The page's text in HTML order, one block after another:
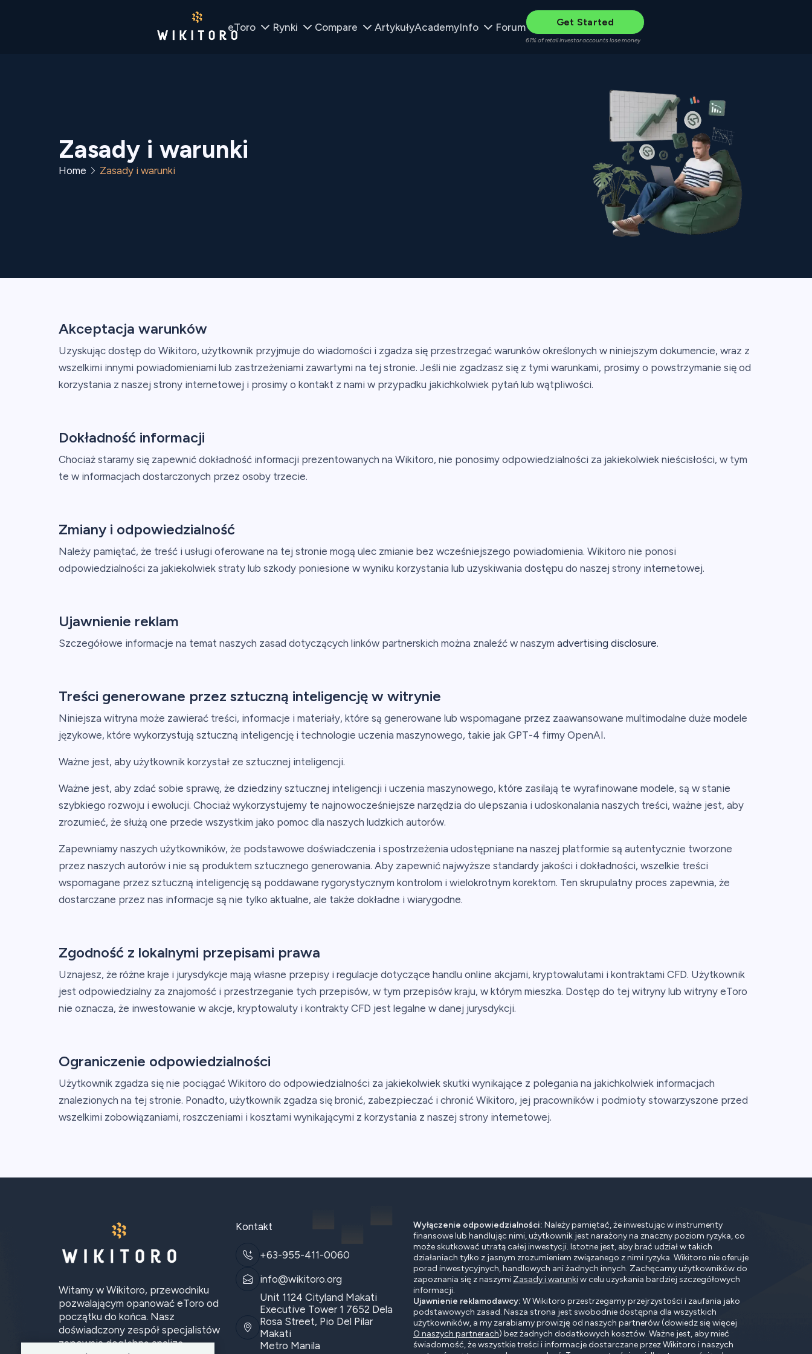
eToro Rynki Compare ArtykułyAcademyInfo Forum Get Started
61% of retail investor accounts lose money
Zasady i warunki
Home Zasady i warunki
Akceptacja warunków
Uzyskując dostęp do Wikitoro, użytkownik przyjmuje do wiadomości i zgadza się przestrzegać warunków określonych w niniejszym dokumencie, wraz z
wszelkimi innymi powiadomieniami lub zastrzeżeniami zawartymi na tej stronie. Jeśli nie zgadzasz się z tymi warunkami, prosimy o powstrzymanie się od
korzystania z naszej strony internetowej i prosimy o kontakt z nami w przypadku jakichkolwiek pytań lub wątpliwości.
Dokładność informacji
Chociaż staramy się zapewnić dokładność informacji prezentowanych na Wikitoro, nie ponosimy odpowiedzialności za jakiekolwiek nieścisłości, w tym
te w informacjach dostarczonych przez osoby trzecie.
Zmiany i odpowiedzialność
Należy pamiętać, że treść i usługi oferowane na tej stronie mogą ulec zmianie bez wcześniejszego powiadomienia. Wikitoro nie ponosi
odpowiedzialności za jakiekolwiek straty lub szkody poniesione w wyniku korzystania lub uzyskiwania dostępu do naszej strony internetowej.
Ujawnienie reklam
Szczegółowe informacje na temat naszych zasad dotyczących linków partnerskich można znaleźć w naszym advertising disclosure.
Treści generowane przez sztuczną inteligencję w witrynie
Niniejsza witryna może zawierać treści, informacje i materiały, które są generowane lub wspomagane przez zaawansowane multimodalne duże modele
językowe, które wykorzystują sztuczną inteligencję i technologie uczenia maszynowego, takie jak GPT-4 firmy OpenAI.
Ważne jest, aby użytkownik korzystał ze sztucznej inteligencji.
Ważne jest, aby zdać sobie sprawę, że dziedziny sztucznej inteligencji i uczenia maszynowego, które zasilają te wyrafinowane modele, są w stanie
szybkiego rozwoju i ewolucji. Chociaż wykorzystujemy te najnowocześniejsze narzędzia do ulepszania i udoskonalania naszych treści, ważne jest, aby
zrozumieć, że służą one przede wszystkim jako pomoc dla naszych ludzkich autorów.
Zapewniamy naszych użytkowników, że podstawowe doświadczenia i spostrzeżenia udostępniane na naszej platformie są autentycznie tworzone
przez naszych autorów i nie są produktem sztucznego generowania. Aby zapewnić najwyższe standardy jakości i dokładności, wszelkie treści
wspomagane przez sztuczną inteligencję są poddawane rygorystycznym kontrolom i wielokrotnym korektom. Ten skrupulatny proces zapewnia, że
dostarczane przez nas informacje są nie tylko aktualne, ale także dokładne i wiarygodne.
Zgodność z lokalnymi przepisami prawa
Uznajesz, że różne kraje i jurysdykcje mają własne przepisy i regulacje dotyczące handlu online akcjami, kryptowalutami i kontraktami CFD. Użytkownik
jest odpowiedzialny za znajomość i przestrzeganie tych przepisów, w tym przepisów kraju, w którym mieszka. Dostęp do tej witryny lub witryny eToro
nie oznacza, że inwestowanie w akcje, kryptowaluty i kontrakty CFD jest legalne w danej jurysdykcji.
Ograniczenie odpowiedzialności
Użytkownik zgadza się nie pociągać Wikitoro do odpowiedzialności za jakiekolwiek skutki wynikające z polegania na jakichkolwiek informacjach
znalezionych na tej stronie. Ponadto, użytkownik zgadza się bronić, zabezpieczać i chronić Wikitoro, jej pracowników i podmioty stowarzyszone przed
wszelkimi zobowiązaniami, roszczeniami i kosztami wynikającymi z korzystania z naszej strony internetowej.
Witamy w Wikitoro, przewodniku
pozwalającym opanować eToro od
początku do końca. Nasz
doświadczony zespół specjalistów
zapewnia dogłębną analizę.
Kontakt
+63-955-411-0060
info@wikitoro.org
Unit 1124 Cityland Makati
Executive Tower 1 7652 Dela
Rosa Street, Pio Del Pilar
Makati
Metro Manila
Wyłączenie odpowiedzialności: Należy pamiętać, że inwestując w instrumenty
finansowe lub handlując nimi, użytkownik jest narażony na znaczny poziom ryzyka, co
może skutkować utratą całej inwestycji. Istotne jest, aby brać udział w takich
działaniach tylko z jasnym zrozumieniem związanego z nimi ryzyka. Wikitoro nie oferuje
porad inwestycyjnych, handlowych ani żadnych innych. Zachęcamy użytkowników do
zapoznania się z naszymi Zasady i warunkiw celu uzyskania bardziej szczegółowych
informacji.
Ujawnienie reklamodawcy: W Wikitoro przestrzegamy przejrzystości i zaufania jako
podstawowych zasad. Nasza strona jest swobodnie dostępna dla wszystkich
użytkowników, a my zarabiamy prowizję od naszych partnerów (dowiedz się więcej
O naszych partnerach) bez żadnych dodatkowych kosztów. Ważne jest, aby mieć
świadomość, że wszystkie treści i informacje dostarczane przez Wikitoro i naszych